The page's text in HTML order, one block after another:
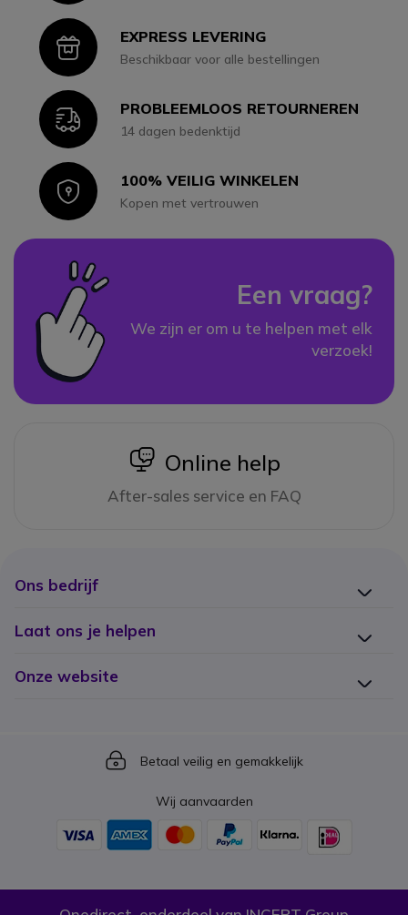
IconEXPRESS LEVERING
Beschikbaar voor alle bestellingen
IconPROBLEEMLOOS RETOURNEREN
14 dagen bedenktijd
Icon100% VEILIG WINKELEN
Kopen met vertrouwen
Een vraag?
We zijn er om u te helpen met elk
verzoek!
icon
Online help
After-sales service en FAQ
Ons bedrijf
Laat ons je helpen
Onze website
Icon
Betaal veilig en gemakkelijk
Wij aanvaarden